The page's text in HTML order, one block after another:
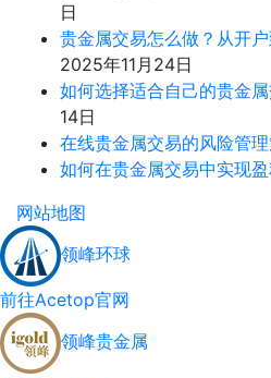
日
贵金属交易怎么做？从开
2025年11月24日
如何选择适合自己的贵金
14日
在线贵金属交易的风险管
如何在贵金属交易中实现
网站地图
领峰环球
前往Acetop官网
领峰贵金属